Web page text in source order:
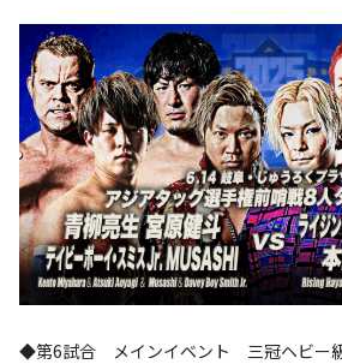
◆第6試合 メインイベント 三冠ヘビー